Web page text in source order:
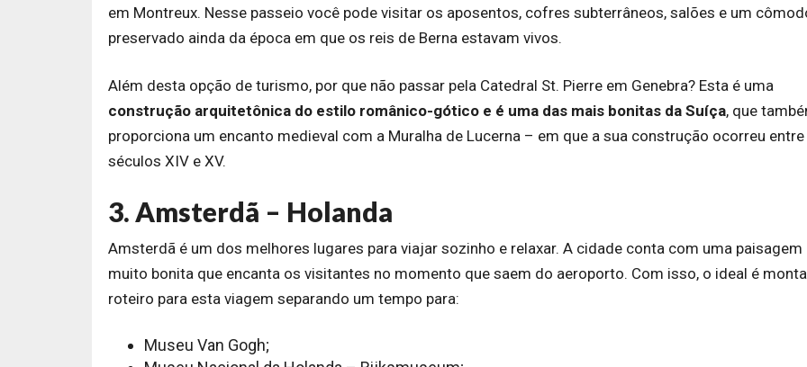
em Montreux. Nesse passeio você pode visitar os aposentos, cofres subterrâneos, salões e um
preservado ainda da época em que os reis de Berna estavam vivos.
Além desta opção de turismo, por que não passar pela Catedral St. Pierre em Genebra? Esta é uma
construção arquitetônica do estilo românico-gótico e é uma das mais bonitas da Suíça, que
proporciona um encanto medieval com a Muralha de Lucerna – em que a sua construção ocorreu
séculos XIV e XV.
3. Amsterdã – Holanda
Amsterdã é um dos melhores lugares para viajar sozinho e relaxar. A cidade conta com uma paisagem
muito bonita que encanta os visitantes no momento que saem do aeroporto. Com isso, o ideal é
roteiro para esta viagem separando um tempo para:
Museu Van Gogh;